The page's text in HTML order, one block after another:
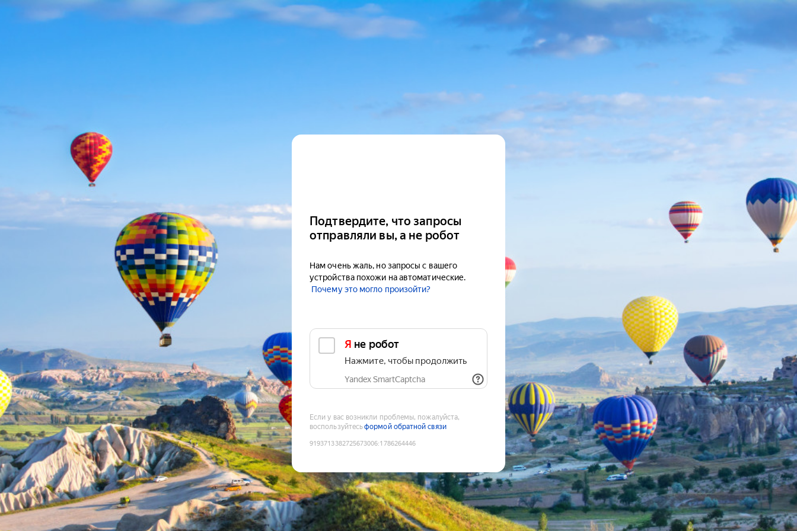
Подтвердите, что запросы
отправляли вы, а не робот
Нам очень жаль, но запросы с вашего
устройства похожи на автоматические.
Почему это могло произойти?
Я не робот
Нажмите, чтобы продолжить
Yandex SmartCaptcha
Если у вас возникли проблемы, пожалуйста,
воспользуйтесьформой обратной связи
9193713382725673006:1786264446